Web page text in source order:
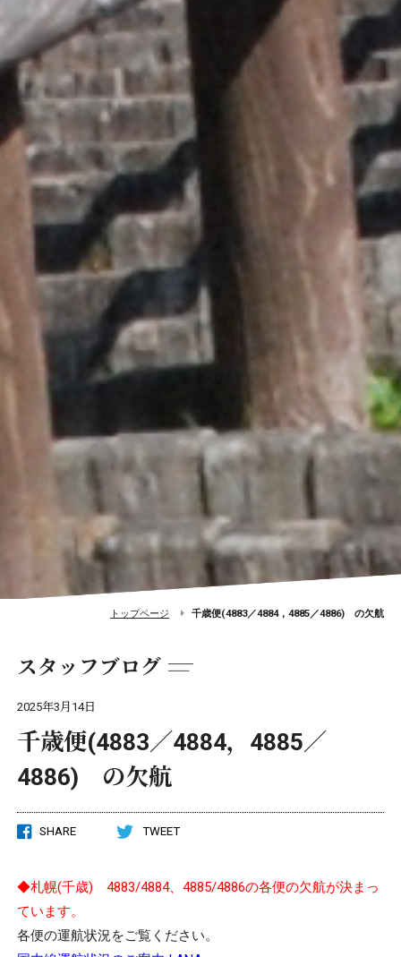
トップページ 千歳便(4883／4884，4885／4886) の欠航
スタッフブログ
2025年3月14日
千歳便(4883／4884，4885／
4886) の欠航
SHARE TWEET
◆札幌(千歳) 4883/4884、4885/4886の各便の欠航が決まっ
ています。
各便の運航状況をご覧ください。